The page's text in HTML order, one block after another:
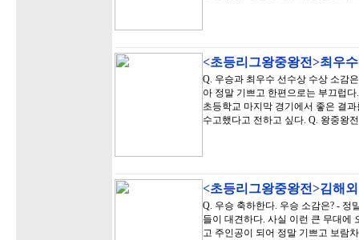
<초등리그왕중왕전>최우
Q. 우승과 최우수 선수상 수상 소감
아 정말 기쁘고 한편으로는 부끄럽
초등학교 마지막 경기에서 좋은 결
수고했다고 전하고 싶다. Q. 왕중왕
<초등리그왕중왕전>김해
Q. 우승 축하한다. 우승 소감은? - 정
들이 대견하다. 사실 이런 큰 무대에
고 주인공이 되어 정말 기쁘고 보람